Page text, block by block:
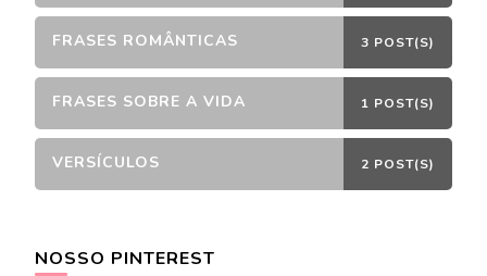
FRASES ROMÂNTICAS 3 POST(S)
FRASES SOBRE A VIDA 1 POST(S)
VERSÍCULOS 2 POST(S)
NOSSO PINTEREST